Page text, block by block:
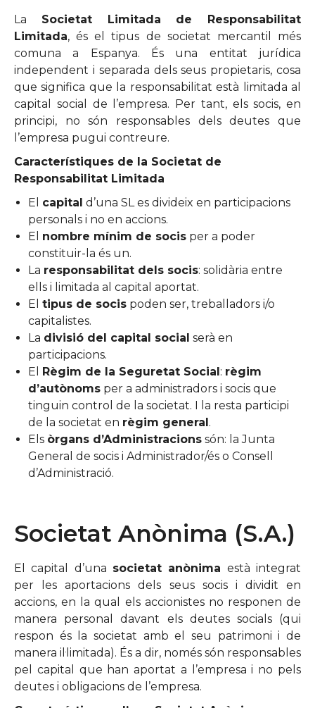
La Societat Limitada de Responsabilitat
Limitada, és el tipus de societat mercantil més
comuna a Espanya. És una entitat jurídica
independent i separada dels seus propietaris, cosa
que significa que la responsabilitat està limitada al
capital social de l’empresa. Per tant, els socis, en
principi, no són responsables dels deutes que
l’empresa pugui contreure.
Característiques de la Societat de
Responsabilitat Limitada
El capital d’una SL es divideix en participacions
personals i no en accions.
El nombre mínim de socis per a poder
constituir-la és un.
La responsabilitat dels socis: solidària entre
ells i limitada al capital aportat.
El tipus de socis poden ser, treballadors i/o
capitalistes.
La divisió del capital social serà en
participacions.
El Règim de la Seguretat Social: règim
d’autònoms per a administradors i socis que
tinguin control de la societat. I la resta participi
de la societat en règim general.
Els òrgans d’Administracions són: la Junta
General de socis i Administrador/és o Consell
d’Administració.
Societat Anònima (S.A.)
El capital d’una societat anònima està integrat
per les aportacions dels seus socis i dividit en
accions, en la qual els accionistes no responen de
manera personal davant els deutes socials (qui
respon és la societat amb el seu patrimoni i de
manera il·limitada). És a dir, només són responsables
pel capital que han aportat a l’empresa i no pels
deutes i obligacions de l’empresa.